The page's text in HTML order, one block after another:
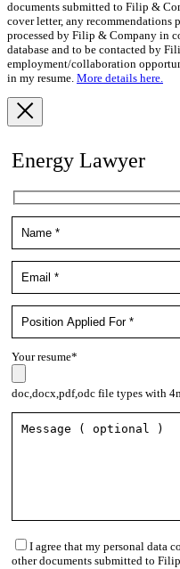
documents submitted to Filip &
cover letter, any recommendations
processed by Filip & Company in
database and to be contacted by
employment/collaboration
in my resume. More details here.
Energy Lawyer
Your resume*
doc,docx,pdf,odc file types with
I agree that my personal data
other documents submitted to